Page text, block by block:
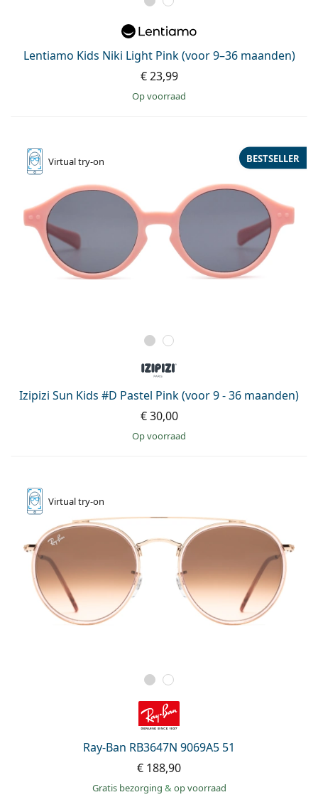
Prada
Lentiamo Kids Niki Light Pink (voor 9–36 maanden)
€ 23,99
op voorraad
Virtualtry-on
Izipizi Sun Kids #D Pastel Pink (voor 9 - 36 maanden)
BESTSELLER
€ 30,00
op voorraad
Virtualtry-on
Ray-Ban RB3647N 9069A5 51
€ 188,90
Gratis bezorging & op voorraad